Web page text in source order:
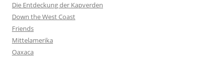
Die Entdeckung der Kapverden
Down the West Coast
Friends
Mittelamerika
Oaxaca